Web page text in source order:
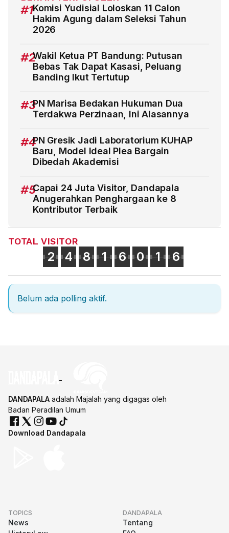
#1Komisi Yudisial Loloskan 11 Calon
Hakim Agung dalam Seleksi Tahun
2026
#2Wakil Ketua PT Bandung: Putusan
Bebas Tak Dapat Kasasi, Peluang
Banding Ikut Tertutup
#3PN Marisa Bedakan Hukuman Dua
Terdakwa Perzinaan, Ini Alasannya
#4PN Gresik Jadi Laboratorium KUHAP
Baru, Model Ideal Plea Bargain
Dibedah Akademisi
#5Capai 24 Juta Visitor, Dandapala
Anugerahkan Penghargaan ke 8
Kontributor Terbaik
TOTAL VISITOR
2 4 8 1 6 0 1 6
Belum ada polling aktif.
DANDAPALA adalah Majalah yang digagas oleh
Badan Peradilan Umum
Download Dandapala
TOPICS
News
DANDAPALA
Tentang